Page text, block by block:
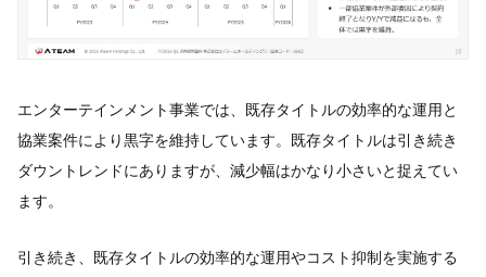
エンターテインメント事業では、既存タイトルの効率的な運用と
協業案件により黒字を維持しています。既存タイトルは引き続き
ダウントレンドにありますが、減少幅はかなり小さいと捉えてい
ます。
引き続き、既存タイトルの効率的な運用やコスト抑制を実施する